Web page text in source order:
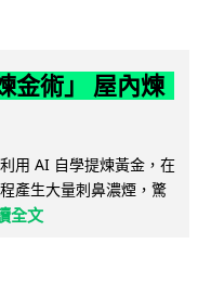
金術」 屋內煉
用 AI 自學提煉黃金，在
產生大量刺鼻濃煙，驚
全文